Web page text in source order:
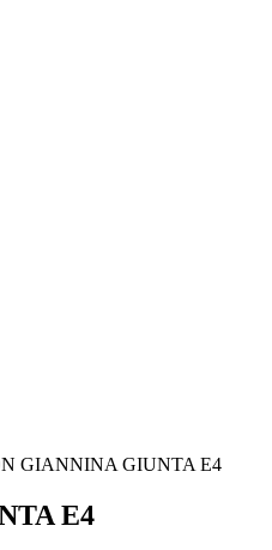
GIANNINA GIUNTA E4
E4